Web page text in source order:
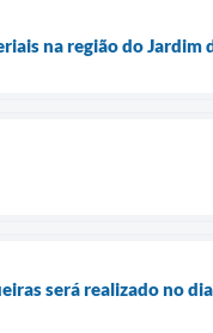
na região do Jardim
será realizado no